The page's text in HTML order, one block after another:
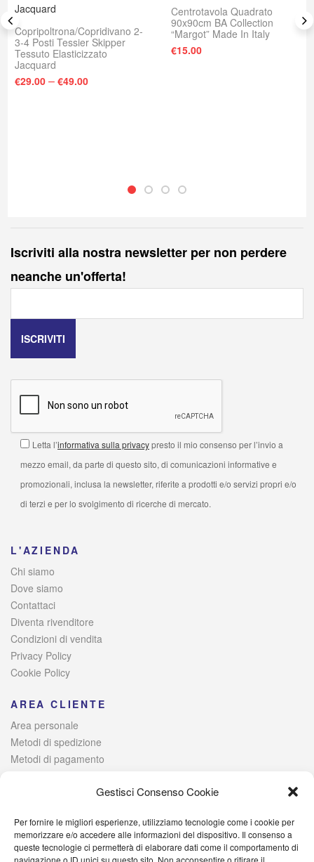
Gestisci Consenso Cookie
Per fornire le migliori esperienze, utilizziamo tecnologie come i cookie per
memorizzare e/o accedere alle informazioni del dispositivo. Il consenso a
queste tecnologie ci permetterà di elaborare dati come il comportamento di
navigazione o ID unici su questo sito. Non acconsentire o ritirare il
Copripoltrona/Copridivano 2-
3-4 Posti Tessier Skipper
Tessuto Elasticizzato
Jacquard
€29.00 – €49.00
Centrotavola Quadrato
90x90cm BA Collection
“Margot” Made In Italy
€15.00
Iscriviti alla nostra newsletter per non perdere
neanche un'offerta!
Letta l’informativa sulla privacypresto il mio consenso per l’invio a
mezzo email, da parte di questo sito, di comunicazioni informative e
promozionali, inclusa la newsletter, riferite a prodotti e/o servizi propri e/o
di terzi e per lo svolgimento di ricerche di mercato.
L'AZIENDA
Chi siamo
Dove siamo
Contattaci
Diventa rivenditore
Condizioni di vendita
Privacy Policy
Cookie Policy
AREA CLIENTE
Area personale
Metodi di spedizione
Metodi di pagamento
© 2021 Italia Magazzini di Lombardo Raffaele – Via Giovanni
Iervolino, 384 – 80040 Poggiomarino (NA) Iscritta alla Camera di